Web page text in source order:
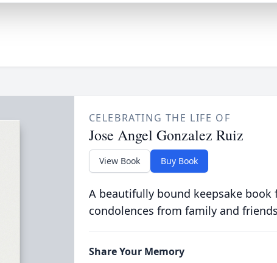
CELEBRATING THE LIFE OF
Jose Angel Gonzalez Ruiz
View Book Buy Book
A beautifully bound keepsake
condolences from family and
Share Your Memory